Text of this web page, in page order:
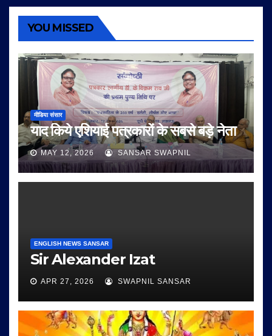
YOU MISSED
मीडिया संसार
याद किये एशियाई पत्रकारों के सबसे बड़े नेता
MAY 12, 2026 SANSAR SWAPNIL
ENGLISH NEWS SANSAR
Sir Alexander Izat
APR 27, 2026 SWAPNIL SANSAR